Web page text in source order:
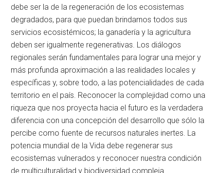
debe ser la de la regeneración de los ecosistemas
degradados, para que puedan brindarnos todos sus
servicios ecosistémicos; la ganadería y la agricultura
deben ser igualmente regenerativas. Los diálogos
regionales serán fundamentales para lograr una mejor y
más profunda aproximación a las realidades locales y
específicas y, sobre todo, a las potencialidades de cada
territorio en el país. Reconocer la complejidad como una
riqueza que nos proyecta hacia el futuro es la verdadera
diferencia con una concepción del desarrollo que sólo la
percibe como fuente de recursos naturales inertes. La
potencia mundial de la Vida debe regenerar sus
ecosistemas vulnerados y reconocer nuestra condición
de multiculturalidad y biodiversidad compleja